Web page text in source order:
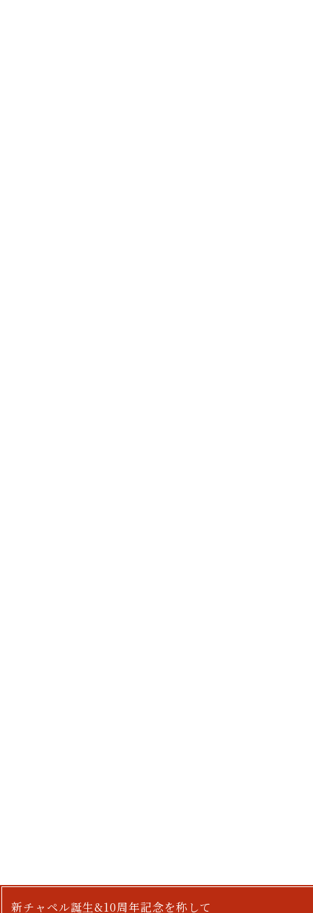
新チャペル誕生&10周年記念を称して